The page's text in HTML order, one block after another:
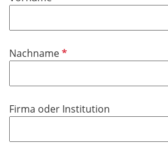
e
c
t
e
d
NachnameP
c
t
Firma oder Institution